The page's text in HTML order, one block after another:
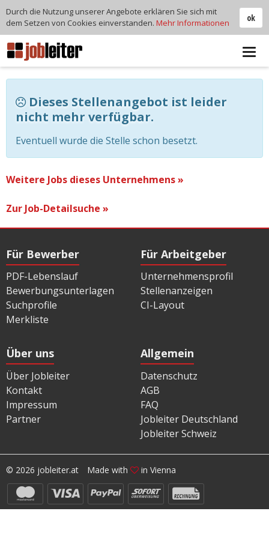
Dieses Stellenangebot ist leider
nicht mehr verfügbar.
Eventuell wurde die Stelle schon besetzt.
Weitere Jobs dieses Unternehmens »
Zur Job-Detailsuche »
Für Bewerber
PDF-Lebenslauf
Bewerbungsunterlagen
Suchprofile
Merkliste
Für Arbeitgeber
Unternehmensprofil
Stellenanzeigen
CI-Layout
Über uns
Über Jobleiter
Kontakt
Impressum
Partner
Allgemein
Datenschutz
AGB
FAQ
Jobleiter Deutschland
Jobleiter Schweiz
© 2026 jobleiter.at Made with in Vienna
ok
Durch die Nutzung unserer Angebote erklären Sie sich mit
dem Setzen von Cookies einverstanden. Mehr Informationen